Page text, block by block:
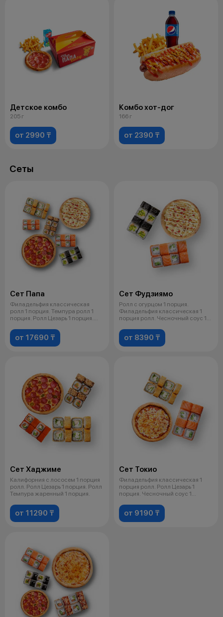
Детское комбо
205 г
от 2990 ₸
Комбо хот-дог
166 г
от 2390 ₸
Сеты
Сет Папа
Филадельфия классическая
ролл 1 порция. Темпура ролл 1
порция. Ролл Цезарь 1 порция.
от 17690 ₸
Сет Фудзиямо
Ролл с огурцом 1 порция.
Филадельфия классическая 1
порция ролл. Чесночный соус 1
от 8390 ₸
Сет Хаджиме
Калифорния с лососем 1 порция
ролл. Ролл Цезарь 1 порция. Ролл
Темпура жаренный 1 порция.
от 11290 ₸
Сет Токио
Филадельфия классическая 1
порция ролл. Ролл Цезарь 1
порция. Чесночный соус 1
от 9190 ₸